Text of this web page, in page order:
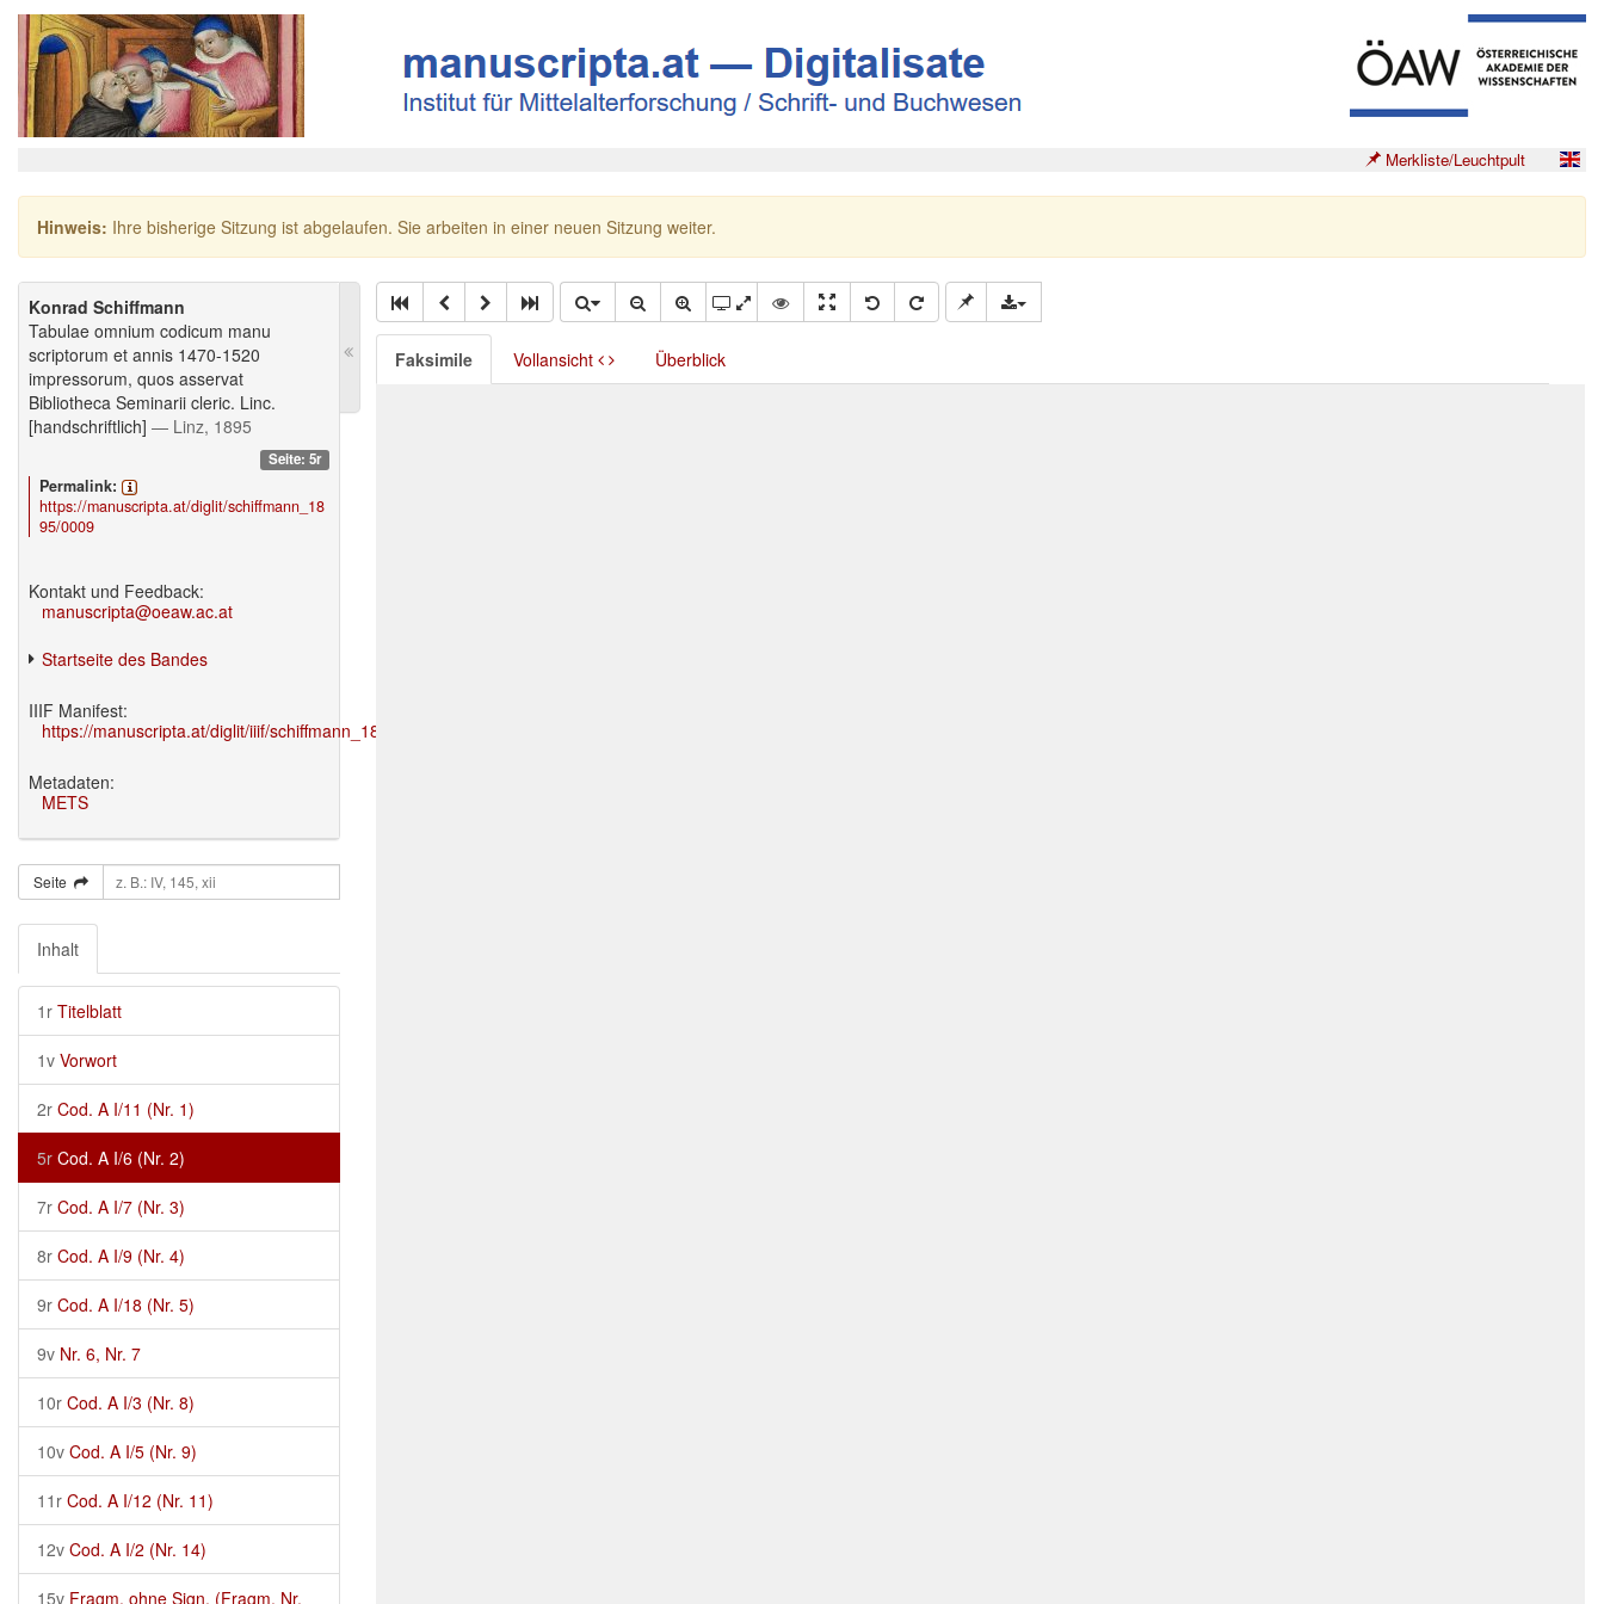
Merkliste/Leuchtpult
Hinweis: Ihre bisherige Sitzung ist abgelaufen. Sie arbeiten in einer neuen Sitzung weiter.
Konrad Schiffmann
Tabulae omnium codicum manu
scriptorum et annis 1470-1520
impressorum, quos asservat
Bibliotheca Seminarii cleric. Linc.
[handschriftlich] — Linz, 1895
Seite: 5r
Permalink:
https://manuscripta.at/diglit/schiffmann_18
95/0009
Kontakt und Feedback:
manuscripta@oeaw.ac.at
Startseite des Bandes
IIIF Manifest:
https://manuscripta.at/diglit/iiif/schiffmann_1895/manifest.json
Metadaten:
METS
Seite
Inhalt
1r Titelblatt
1v Vorwort
2r Cod. A I/11 (Nr. 1)
5r Cod. A I/6 (Nr. 2)
7r Cod. A I/7 (Nr. 3)
8r Cod. A I/9 (Nr. 4)
9r Cod. A I/18 (Nr. 5)
9v Nr. 6, Nr. 7
10r Cod. A I/3 (Nr. 8)
10v Cod. A I/5 (Nr. 9)
11r Cod. A I/12 (Nr. 11)
12v Cod. A I/2 (Nr. 14)
15v Fragm. ohne Sign. (Fragm. Nr.
Faksimile Vollansicht Überblick